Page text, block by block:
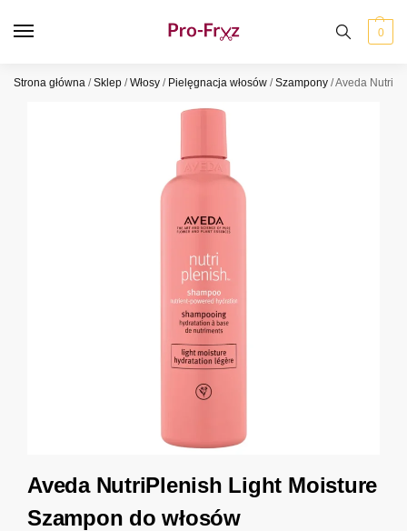
0
Strona główna /Sklep /Włosy / Pielęgnacja włosów /Szampony /Aveda
Aveda NutriPlenish Light Moisture
Szampon do włosów